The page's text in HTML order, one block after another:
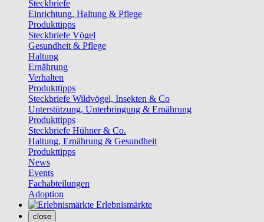
Steckbriefe
Einrichtung, Haltung & Pflege
Produkttipps
Steckbriefe Vögel
Gesundheit & Pflege
Haltung
Ernährung
Verhalten
Produkttipps
Steckbriefe Wildvögel, Insekten & Co
Unterstützung, Unterbringung & Ernährung
Produkttipps
Steckbriefe Hühner & Co.
Haltung, Ernährung & Gesundheit
Produkttipps
News
Events
Fachabteilungen
Adoption
Erlebnismärkte
close